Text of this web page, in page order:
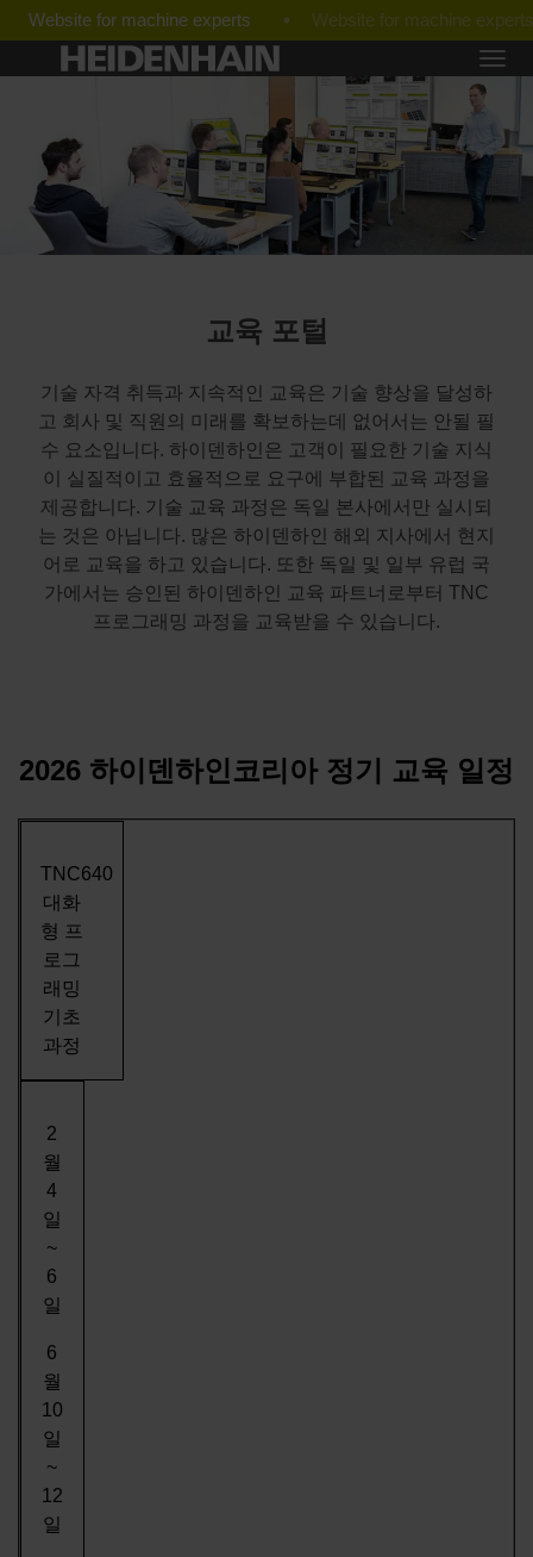
Website for machine experts
교육 포털
기술 자격 취득과 지속적인 교육은 기술 향상을 달성하
고 회사 및 직원의 미래를 확보하는데 없어서는 안될 필
수 요소입니다. 하이덴하인은 고객이 필요한 기술 지식
이 실질적이고 효율적으로 요구에 부합된 교육 과정을
제공합니다. 기술 교육 과정은 독일 본사에서만 실시되
는 것은 아닙니다. 많은 하이덴하인 해외 지사에서 현지
어로 교육을 하고 있습니다. 또한 독일 및 일부 유럽 국
가에서는 승인된 하이덴하인 교육 파트너로부터 TNC
프로그래밍 과정을 교육받을 수 있습니다.
2026 하이덴하인코리아 정기 교육 일정
TNC640
대화
형 프
로그
래밍
기초
과정
2
월
4
일
~
6
일
6
월
10
일
~
12
일